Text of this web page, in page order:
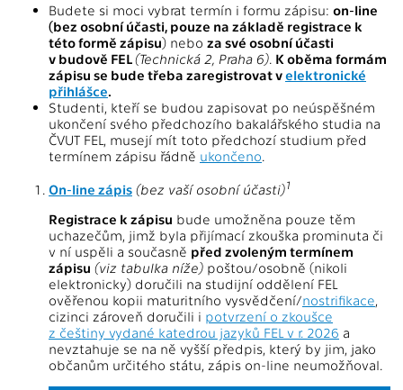
Budete si moci vybrat termín i formu zápisu: on-line
(bez osobní účasti, pouze na základě registrace k
této formě zápisu) nebo za své osobní účasti
v budově FEL(Technická 2, Praha 6). K oběma formám
zápisu se bude třeba zaregistrovat velektronické
přihlášce.
Studenti, kteří se budou zapisovat po neúspěšném
ukončení svého předchozího bakalářského studia na
ČVUT FEL, musejí mít toto předchozí studium před
termínem zápisu řádně ukončeno.
On-line zápis (bez vaší osobní účasti)1
Registrace k zápisu bude umožněna pouze těm
uchazečům, jimž byla přijímací zkouška prominuta či
v ní uspěli a současně před zvoleným termínem
zápisu (viz tabulka níže) poštou/osobně (nikoli
elektronicky) doručili na studijní oddělení FEL
ověřenou kopii maturitního vysvědčení/nostrifikace,
cizinci zároveň doručili i potvrzení o zkoušce
z češtiny vydané katedrou jazyků FEL v r. 2026 a
nevztahuje se na ně vyšší předpis, který by jim, jako
občanům určitého státu, zápis on-line neumožňoval.